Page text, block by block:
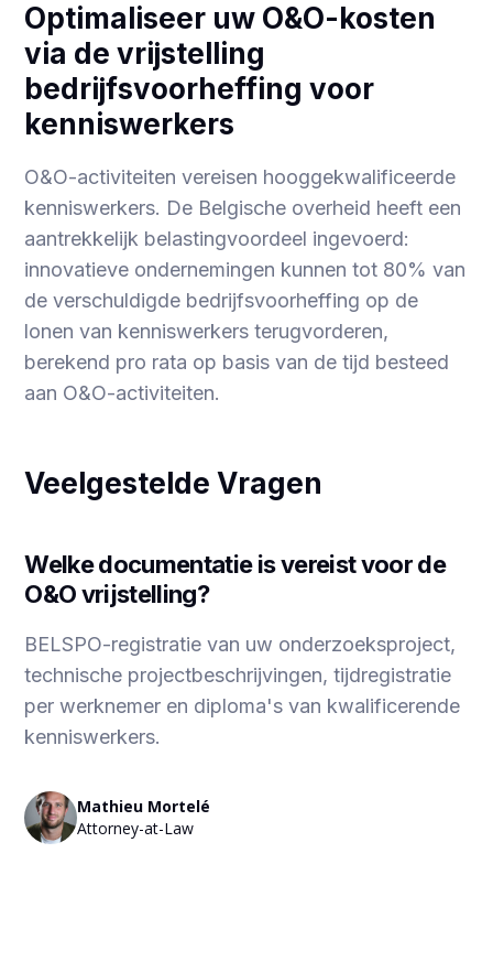
Optimaliseer uw O&O-kosten
via de vrijstelling
bedrijfsvoorheffing voor
kenniswerkers
O&O-activiteiten vereisen hooggekwalificeerde
kenniswerkers. De Belgische overheid heeft een
aantrekkelijk belastingvoordeel ingevoerd:
innovatieve ondernemingen kunnen tot 80% van
de verschuldigde bedrijfsvoorheffing op de
lonen van kenniswerkers terugvorderen,
berekend pro rata op basis van de tijd besteed
aan O&O-activiteiten.
Veelgestelde Vragen
Welke documentatie is vereist voor de
O&O vrijstelling?
BELSPO-registratie van uw onderzoeksproject,
technische projectbeschrijvingen, tijdregistratie
per werknemer en diploma's van kwalificerende
kenniswerkers.
Mathieu Mortelé
Attorney-at-Law